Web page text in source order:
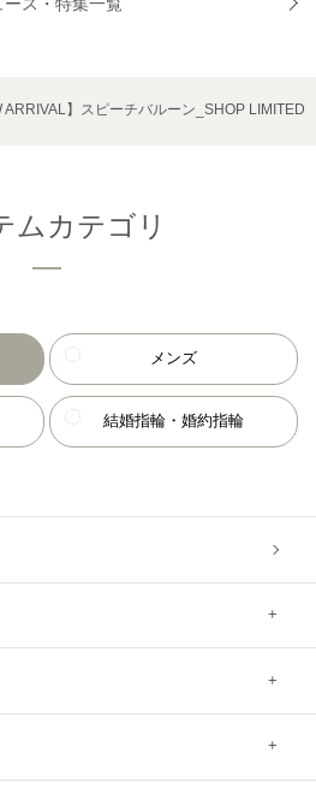
ARRIVAL】スピーチバルーン_SHOP LIMITED
ムカテゴリ
メンズ
結婚指輪・婚約指輪